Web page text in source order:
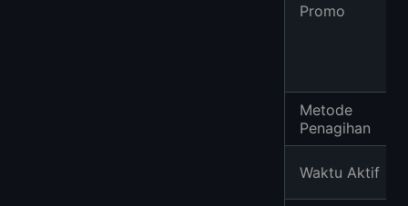
Promo
Metode
Penagihan
Waktu Aktif